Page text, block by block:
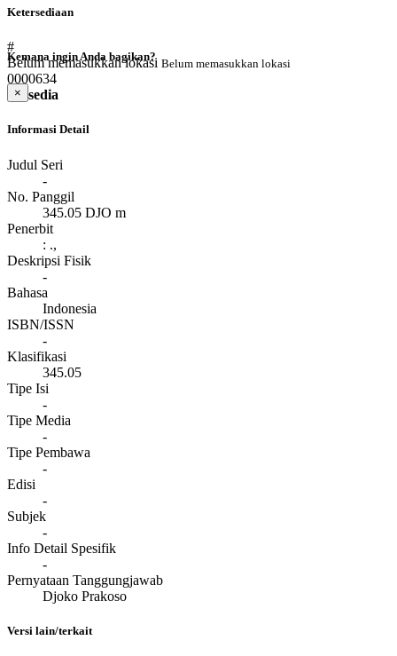
Ketersediaan
#
Belum memasukkan lokasi Belum memasukkan lokasi
0000634
Tersedia
Informasi Detail
Judul Seri
-
No. Panggil
345.05 DJO m
Penerbit
: .,
Deskripsi Fisik
-
Bahasa
Indonesia
ISBN/ISSN
-
Klasifikasi
345.05
Tipe Isi
-
Tipe Media
-
Tipe Pembawa
-
Edisi
-
Subjek
-
Info Detail Spesifik
-
Pernyataan Tanggungjawab
Djoko Prakoso
Versi lain/terkait
Kemana ingin Anda bagikan?
×